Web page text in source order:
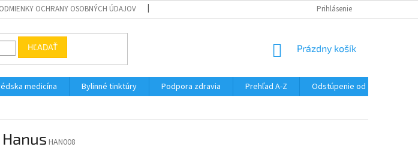
OCHRANY OSOBNÝCH ÚDAJOV VŠETKO O NÁKUPE
Prihlásenie
HĽADAŤ
NÁKUPNÝ
Prázdny košík
medicína Bylinné tinktúry Podpora zdravia Prehľad A-Z Odstúpenie od zmluvy
HAN008